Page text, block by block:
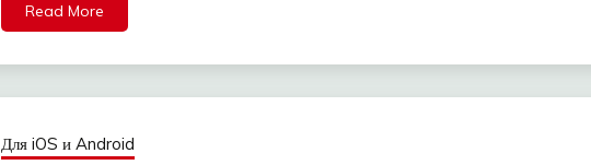
Read More
Для iOS и Android